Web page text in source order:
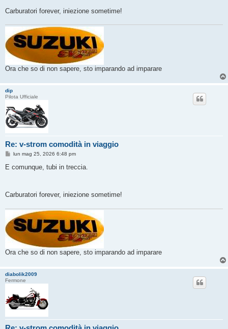
Carburatori forever, iniezione sometime!
Ora che so di non sapere, sto imparando ad imparare
dip
Pilota Ufficiale
Re: v-strom comodità in viaggio
M
s
i
lun mag 25, 2026 6:48 pm
E comunque, tubi in treccia.
Carburatori forever, iniezione sometime!
Ora che so di non sapere, sto imparando ad imparare
diabolik2009
Fermone